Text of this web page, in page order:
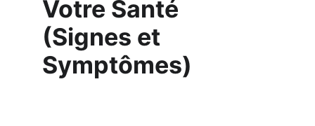
Votre Santé
(Signes et
Symptômes)